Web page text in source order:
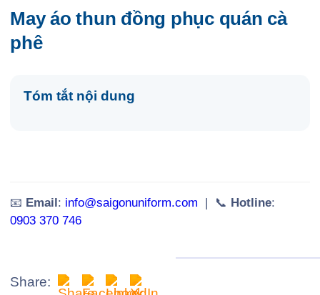
May áo thun đồng phục quán cà
phê
Tóm tắt nội dung
📧 Email : info@saigonuniform.com | 📞 Hotline:
0903 370 746
Share: